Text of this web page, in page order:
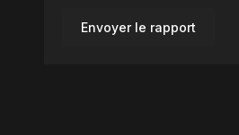
Envoyer le rapport